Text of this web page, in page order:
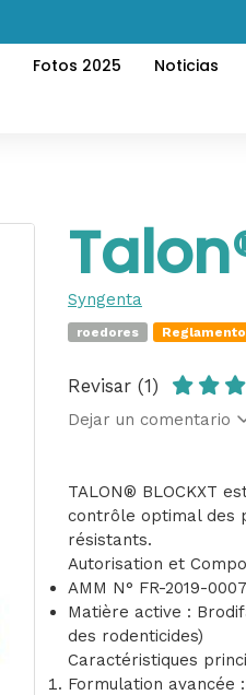
Fotos 2025 Noticias
Syngenta
roedores Reglamento
Revisar (1)
Dejar un comentario
TALON® BLOCKXT
contrôle optimal des
résistants.
Autorisation et
AMM N° FR-2019-0007
Matière active :
des rodenticides)
Caractéristiques
Formulation avancée